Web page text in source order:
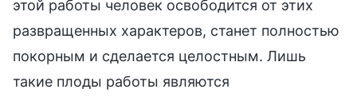
этой работы человек освободится от этих
развращенных характеров, станет полностью
покорным и сделается целостным. Лишь
такие плоды работы являются